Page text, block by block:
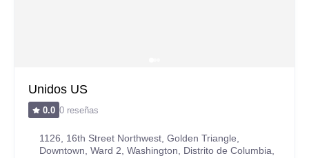
Unidos US
0.0 0 reseñas
1126, 16th Street Northwest, Golden Triangle,
Downtown, Ward 2, Washington, Distrito de Columbia,